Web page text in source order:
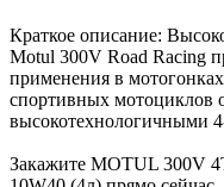
Краткое описание:
Motul 300V Road Racing
применения в
спортивных мотоциклов
высокотехнологичными
Закажите MOTUL 300V